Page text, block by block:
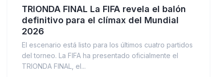
TRIONDA FINAL La FIFA revela el balón
definitivo para el clímax del Mundial
2026
El escenario está listo para los últimos cuatro partidos
del torneo. La FIFA ha presentado oficialmente el
TRIONDA FINAL, el...